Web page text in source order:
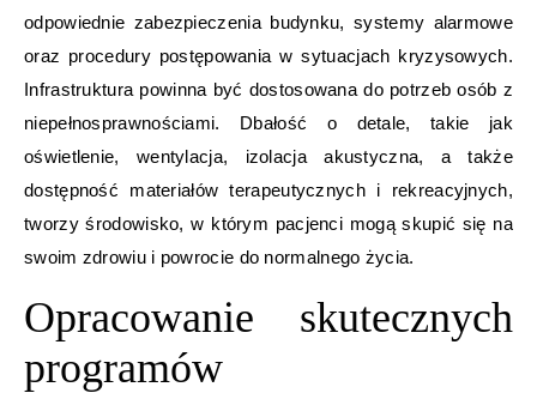
odpowiednie zabezpieczenia budynku, systemy alarmowe
oraz procedury postępowania w sytuacjach kryzysowych.
Infrastruktura powinna być dostosowana do potrzeb osób z
niepełnosprawnościami. Dbałość o detale, takie jak
oświetlenie, wentylacja, izolacja akustyczna, a także
dostępność materiałów terapeutycznych i rekreacyjnych,
tworzy środowisko, w którym pacjenci mogą skupić się na
swoim zdrowiu i powrocie do normalnego życia.
Opracowanie skutecznych
programów